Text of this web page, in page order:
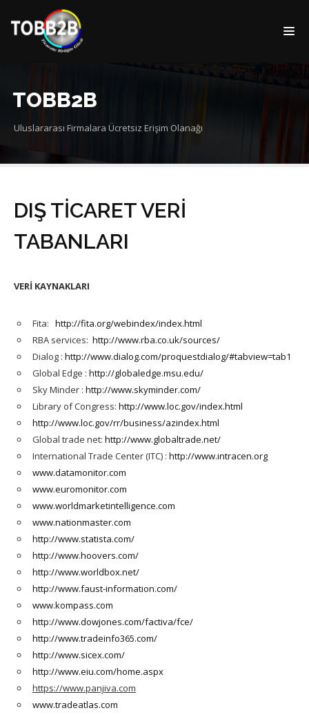
TOBB2B
Uluslararası Firmalara Ücretsiz Erişim Olanağı
DIŞ TİCARET VERİ
TABANLARI
VERİ KAYNAKLARI
Fita: http://fita.org/webindex/index.html
RBA services: http://www.rba.co.uk/sources/
Dialog : http://www.dialog.com/proquestdialog/#tabview=tab1
Global Edge : http://globaledge.msu.edu/
Sky Minder : http://www.skyminder.com/
Library of Congress: http://www.loc.gov/index.html
http://www.loc.gov/rr/business/azindex.html
Global trade net: http://www.globaltrade.net/
International Trade Center (ITC) : http://www.intracen.org
www.datamonitor.com
www.euromonitor.com
www.worldmarketintelligence.com
www.nationmaster.com
http://www.statista.com/
http://www.hoovers.com/
http://www.worldbox.net/
http://www.faust-information.com/
www.kompass.com
http://www.dowjones.com/factiva/fce/
http://www.tradeinfo365.com/
http://www.sicex.com/
http://www.eiu.com/home.aspx
https://www.panjiva.com
www.tradeatlas.com